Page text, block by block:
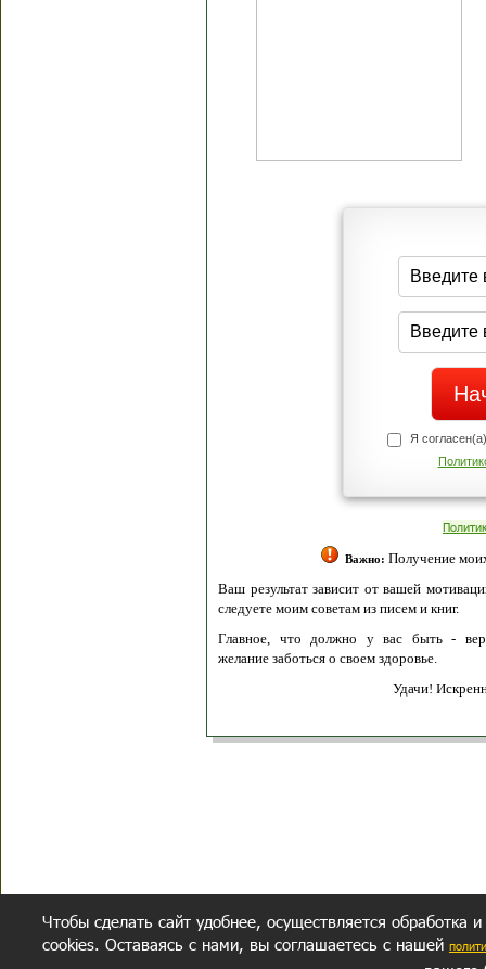
Я
Важно: Получение
Ваш результат зависит от вашей
следуете моим советам из писем и книг.
Главное, что должно у вас быть -
желание заботься о своем здоровье.
Удачи!
Чтобы сделать сайт удобнее, осуществляется обработка
cookies. Оставаясь с нами, вы соглашаетесь с нашей